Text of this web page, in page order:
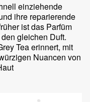
einziehende
ihre reparierende
ist das Parfüm
gleichen Duft.
Tea erinnert, mit
Nuancen von